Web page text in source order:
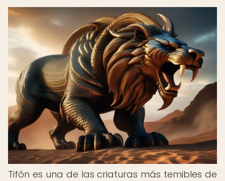
Tifón es una de las criaturas más temibles de